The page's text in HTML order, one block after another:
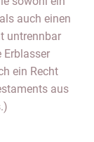
auch einen
untrennbar
Erblasser
ein Recht
aus